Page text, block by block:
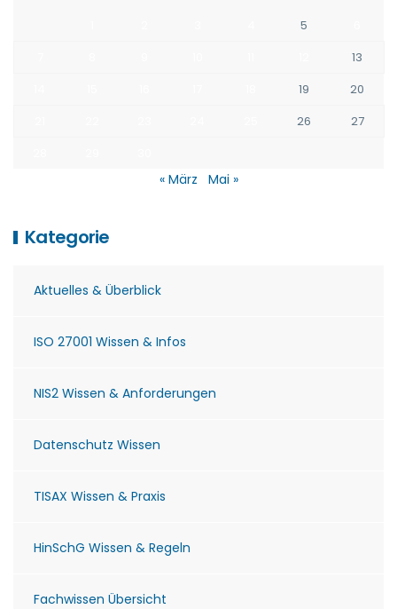
5
13
19
20
26
27
« März Mai »
Kategorie
Aktuelles & Überblick
ISO 27001 Wissen & Infos
NIS2 Wissen & Anforderungen
Datenschutz Wissen
TISAX Wissen & Praxis
HinSchG Wissen & Regeln
Fachwissen Übersicht